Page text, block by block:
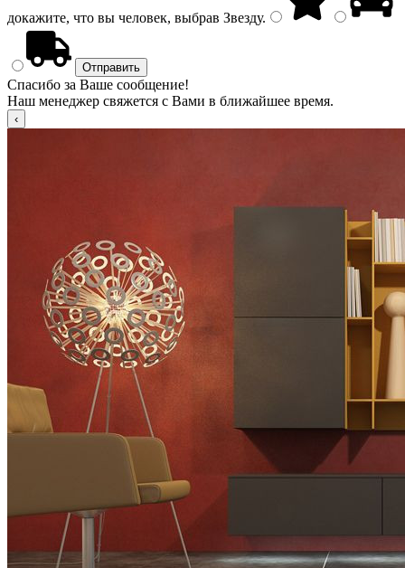
докажите, что вы человек, выбрав Звезду.
Спасибо за Ваше сообщение!
Наш менеджер свяжется с Вами в ближайшее время.